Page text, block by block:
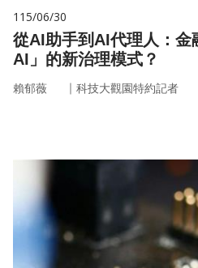
115/06/30
從AI助手到AI代理人：金
AI」的新治理模式？
賴郁薇 ｜ 科技大觀園特約記者